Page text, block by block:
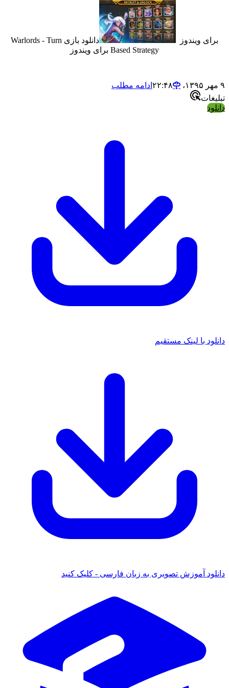
ویندوز
دانلود بازی Warlords - Turn
Based Strategy برای ویندوز
ادامه مطلب
با لینک مستقیم
آموزش تصویری به زبان فارسی - کلیک کنید